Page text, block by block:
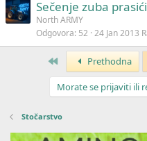
Sečenje zuba
North ARMY
Odgovora 52 24 Jan 2013
Prvo Prethodna
Morate se prijaviti ili
Stočarstvo